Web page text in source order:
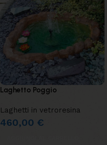
Laghetto Poggio
Laghetti in vetroresina
460,00 €